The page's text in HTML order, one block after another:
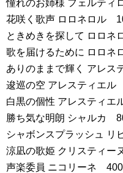
憧れのお姉様 フェルテ
花咲く歌声 ロロネロル
ときめきを探して ロロ
歌を届けるために ロロ
ありのままで輝く アレ
逡巡の空 アレスティエ
白黒の個性 アレスティ
勝ち気な明朗 シャルカ
シャボンスプラッシュ
涼凪の歌姫 クリスティ
声楽委員 ニコリーネ